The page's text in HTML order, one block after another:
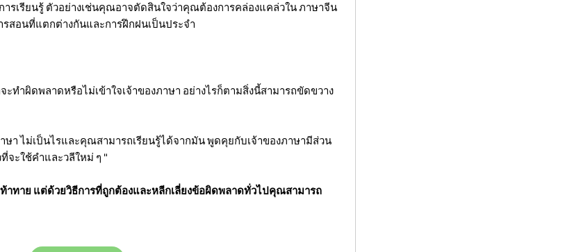
รเรียนรู้ ตัวอย่างเช่นคุณอาจตัดสินใจว่าคุณต้องการคล่องแคล่วใน ภาษาจีน
รสอนที่แตกต่างกันและการฝึกฝนเป็นประจำ
ทำผิดพลาดหรือไม่เข้าใจเจ้าของภาษา อย่างไรก็ตามสิ่งนี้สามารถขัดขวาง
า ไม่เป็นไรและคุณสามารถเรียนรู้ได้จากมัน พูดคุยกับเจ้าของภาษามีส่วน
จะใช้คำและวลีใหม่ ๆ "
ท้าทาย แต่ด้วยวิธีการที่ถูกต้องและหลีกเลี่ยงข้อผิดพลาดทั่วไปคุณสามารถ